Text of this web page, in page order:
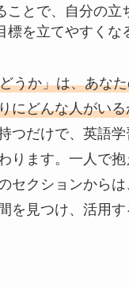
ことで、自分の立
標を立てやすくな
うか」は、あな
にどんな人がい
だけで、英語学
ります。一人で
セクションから
を見つけ、活用